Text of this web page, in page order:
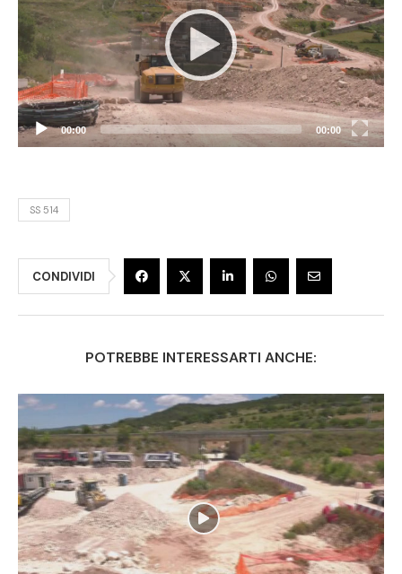
00:00 00:00
SS 514
CONDIVIDI
POTREBBE INTERESSARTI ANCHE: